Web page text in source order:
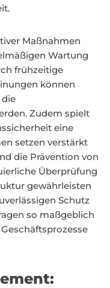
Maßnahmen
Wartung
frühzeitige
können
Zudem spielt
eine
setzen verstärkt
die Prävention von
Überprüfung
gewährleisten
Schutz
so maßgeblich